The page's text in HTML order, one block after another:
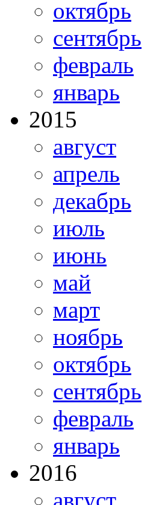
октябрь
сентябрь
февраль
январь
2015
август
апрель
декабрь
июль
июнь
май
март
ноябрь
октябрь
сентябрь
февраль
январь
2016